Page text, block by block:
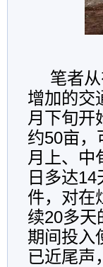
笔者
增加的交
月下旬开
约50亩，
月上、中
日多达
件，对在
续20多天
期间投入
已近尾声